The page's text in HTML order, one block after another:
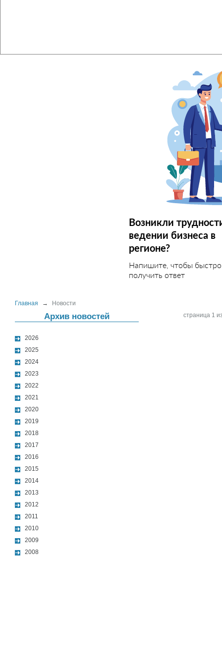
Возникли
ведении бизнеса в
регионе?
Напишите, чтобы быстро
получить ответ
Главная → Новости
Архив новостей
2026
2025
2024
2023
2022
2021
2020
2019
2018
2017
2016
2015
2014
2013
2012
2011
2010
2009
2008
страница 1